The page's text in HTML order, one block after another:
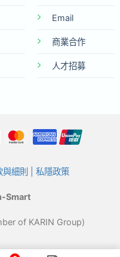
Email
商業合作
人才招募
與細則 私隱政策
Smart
of KARIN Group)